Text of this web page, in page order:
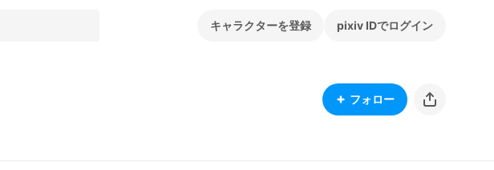
キャラクターを登録 pixiv IDでログイン
フォロー